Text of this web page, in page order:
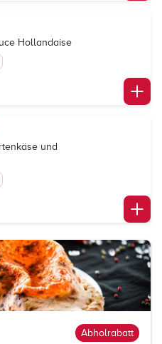
Hollandaise
und
Abholrabatt